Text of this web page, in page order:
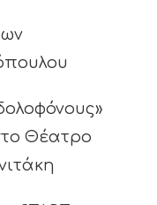
Θέατρο